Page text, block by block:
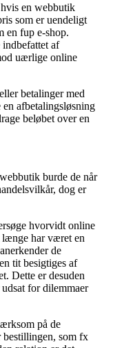
en webbutik
som er uendeligt
en fup e-shop.
af
uærlige online
betalinger med
afbetalingsløsning
beløbet over en
burde de når
dog er
hvorvidt online
har været en
de
tit besigtiges af
Dette er desuden
for dilemmaer
på de
som fx